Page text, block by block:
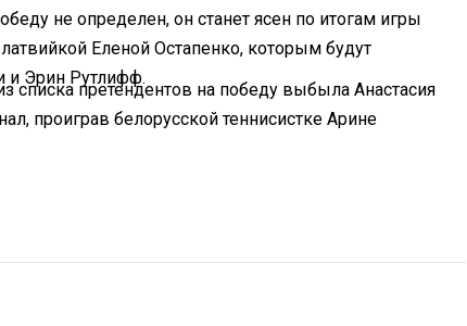
не определен, он станет ясен по итогам игры
Еленой Остапенко, которым будут
и Эрин Рутлифф.
списка претендентов на победу выбыла Анастасия
проиграв белорусской теннисистке Арине